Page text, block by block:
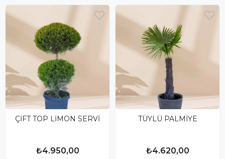
ÇİFT TOP LİMON SERVİ
₺4.950,00
TÜYLÜ PALMİYE
₺4.620,00